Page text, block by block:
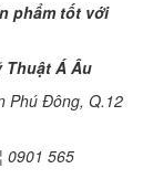
phẩm tốt với
Thuật Á Âu
Phú Đông, Q.12
0901 565